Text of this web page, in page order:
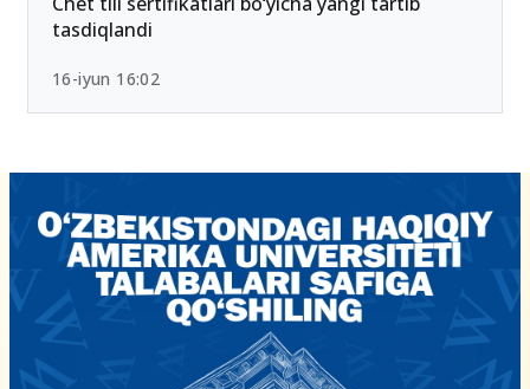
26-iyun 10:01
Chet tili sertifikatlari bo‘yicha yangi tartib
tasdiqlandi